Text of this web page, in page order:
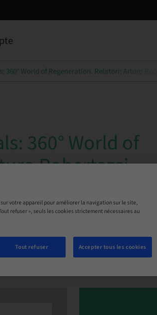
World of Regeneration. Relatori: Arturo
360° World of
Robertazzi -
votre appareil pour améliorer la navigation sur le site,
refuser », seuls les cookies strictement nécessaires au
Tout refuser Accepter tous les cookies